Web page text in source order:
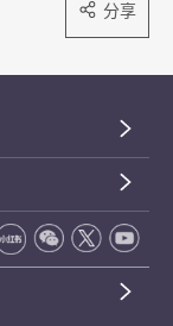
分享